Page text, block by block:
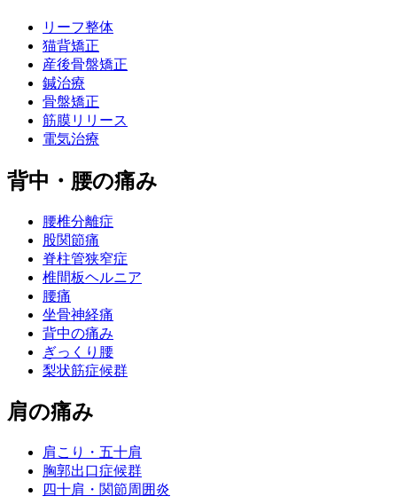
リーフ整体
猫背矯正
産後骨盤矯正
鍼治療
骨盤矯正
筋膜リリース
電気治療
背中・腰の痛み
腰椎分離症
股関節痛
脊柱管狭窄症
椎間板ヘルニア
腰痛
坐骨神経痛
背中の痛み
ぎっくり腰
梨状筋症候群
肩の痛み
肩こり・五十肩
胸郭出口症候群
四十肩・関節周囲炎